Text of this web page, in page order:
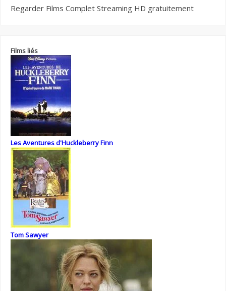
Regarder Films Complet Streaming HD gratuitement
Films liés
Les Aventures d'Huckleberry Finn
Tom Sawyer